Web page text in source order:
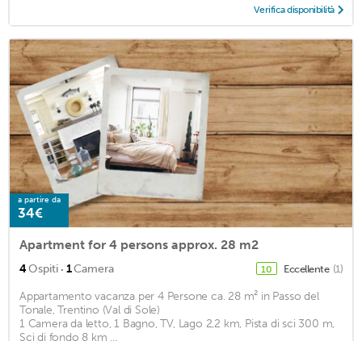
Verifica disponibilità
a partire da
34€
Apartment for 4 persons approx. 28 m2
4Ospiti · 1Camera 10 Eccellente (1)
Appartamento vacanza per 4 Persone ca. 28 m² in Passo del
Tonale, Trentino (Val di Sole)
1 Camera da letto, 1 Bagno, TV, Lago 2,2 km, Pista di sci 300 m,
Sci di fondo 8 km ...